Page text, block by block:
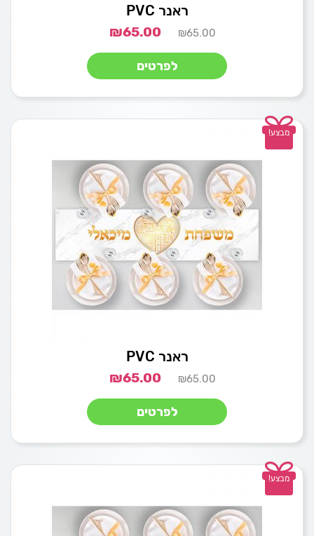
ראנר PVC
₪65.00
₪65.00
לפרטים
מבצע!
ראנר PVC
₪65.00
₪65.00
לפרטים
מבצע!